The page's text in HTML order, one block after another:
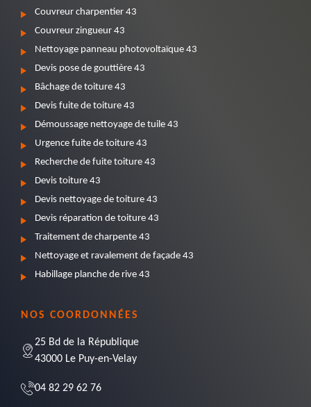
Couvreur charpentier 43
Couvreur zingueur 43
Nettoyage panneau photovoltaïque 43
Devis pose de gouttière 43
Bâchage de toiture 43
Devis fuite de toiture 43
Démoussage nettoyage de tuile 43
Urgence fuite de toiture 43
Recherche de fuite toiture 43
Devis toiture 43
Devis nettoyage de toiture 43
Devis réparation de toiture 43
Traitement de charpente 43
Nettoyage et ravalement de façade 43
Habillage planche de rive 43
NOS COORDONNÉES
25 Bd de la République
43000 Le Puy-en-Velay
04 82 29 62 76